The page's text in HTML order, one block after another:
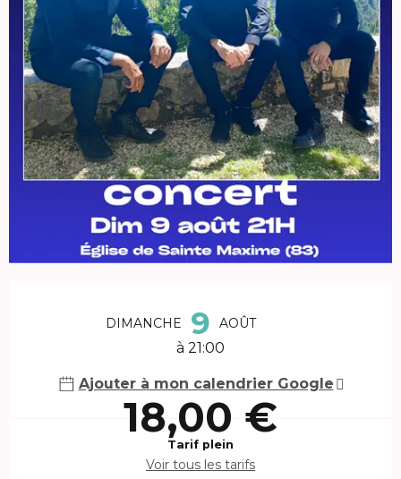
DIMANCHE 9 AOÛT
à 21:00
Ajouter à mon calendrier Google
18,00 €
Tarif plein
Voir tous les tarifs